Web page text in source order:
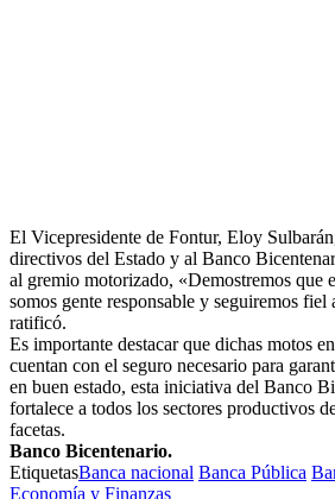
El Vicepresidente de Fontur, Eloy
directivos del Estado y al Banco
al gremio motorizado, «Demostremos que
somos gente responsable y seguiremos
ratificó.
Es importante destacar que dichas motos
cuentan con el seguro necesario para
en buen estado, esta iniciativa del Banco
fortalece a todos los sectores productivos
facetas.
Banco Bicentenario.
EtiquetasBanca nacional Banca Pública
Economía y Finanzas